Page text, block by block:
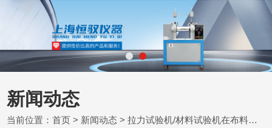
新闻动态
当前位置：首页 > 新闻动态 > 拉力试验机/材料试验机在布料行业应用